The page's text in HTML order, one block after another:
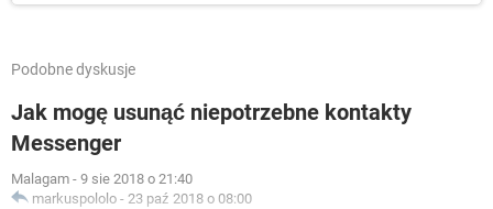
Podobne dyskusje
Jak mogę usunąć niepotrzebne kontakty
Messenger
Malagam - 9 sie 2018 o 21:40
markuspololo - 23 paź 2018 o 08:00